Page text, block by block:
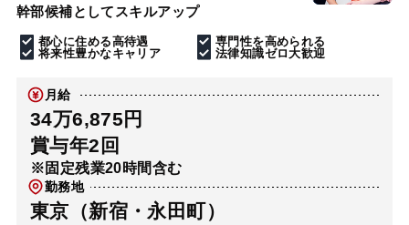
幹部候補としてスキルアップ
都心に住める高待遇
専門性を高められる
将来性豊かなキャリア
法律知識ゼロ大歓迎
月給
34万6,875円
賞与年2回
※固定残業20時間含む
勤務地
東京（新宿・永田町）
ホーム
解決実績
アクセス